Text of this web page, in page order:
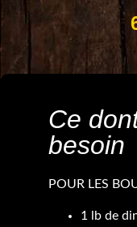
Ce
besoin
POUR LES
1 lb de